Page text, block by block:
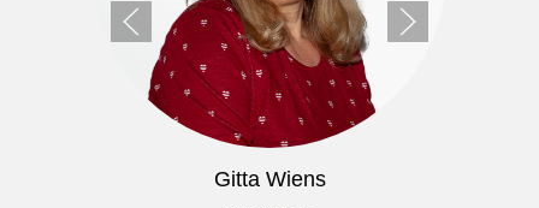
Gitta Wiens